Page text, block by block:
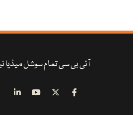
آئی بی سی تمام سوشل میڈیا